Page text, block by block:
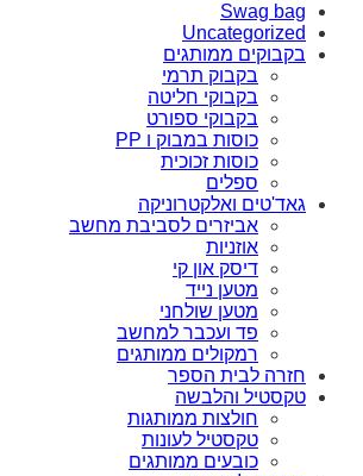
Swag bag
Uncategorized
בקבוקים ממותגים
בקבוק תרמי
בקבוקי חליטה
בקבוקי ספורט
כוסות במבוק ו PP
כוסות זכוכית
ספלים
גאד'טים ואלקטרוניקה
אביזרים לסביבת מחשב
אוזניות
דיסק און קי
מטען נייד
מטען שולחני
פד ועכבר למחשב
רמקולים ממותגים
חזרה לבית הספר
טקסטיל והלבשה
חולצות ממותגות
טקסטיל לעונות
כובעים ממותגים